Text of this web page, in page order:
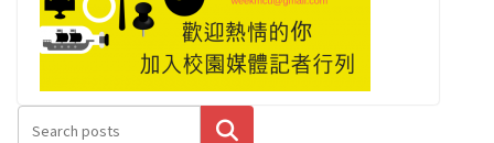
搜尋